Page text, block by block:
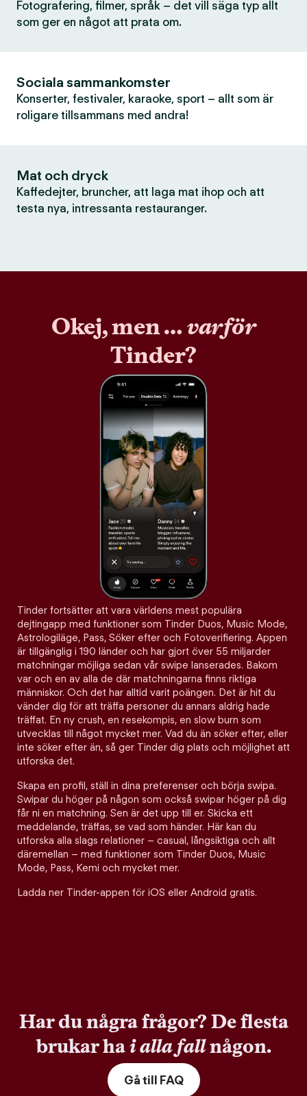
Fotografering, filmer, språk – det vill säga typ allt
som ger en något att prata om.
Sociala sammankomster
Konserter, festivaler, karaoke, sport – allt som är
roligare tillsammans med andra!
Mat och dryck
Kaffedejter, bruncher, att laga mat ihop och att
testa nya, intressanta restauranger.
Okej, men …varför
Tinder?
Tinder fortsätter att vara världens mest populära
dejtingapp med funktioner som Tinder Duos, Music Mode,
Astrologiläge, Pass, Söker efter och Fotoverifiering. Appen
är tillgänglig i 190 länder och har gjort över 55 miljarder
matchningar möjliga sedan vår swipe lanserades. Bakom
var och en av alla de där matchningarna finns riktiga
människor. Och det har alltid varit poängen. Det är hit du
vänder dig för att träffa personer du annars aldrig hade
träffat. En ny crush, en resekompis, en slow burn som
utvecklas till något mycket mer. Vad du än söker efter, eller
inte söker efter än, så ger Tinder dig plats och möjlighet att
utforska det.
Skapa en profil, ställ in dina preferenser och börja swipa.
Swipar du höger på någon som också swipar höger på dig
får ni en matchning. Sen är det upp till er. Skicka ett
meddelande, träffas, se vad som händer. Här kan du
utforska alla slags relationer – casual, långsiktiga och allt
däremellan – med funktioner som Tinder Duos, Music
Mode, Pass, Kemi och mycket mer.
Ladda ner Tinder-appen för iOS eller Android gratis.
Har du några frågor? De flesta
brukar hai alla fallnågon.
Gå till FAQ